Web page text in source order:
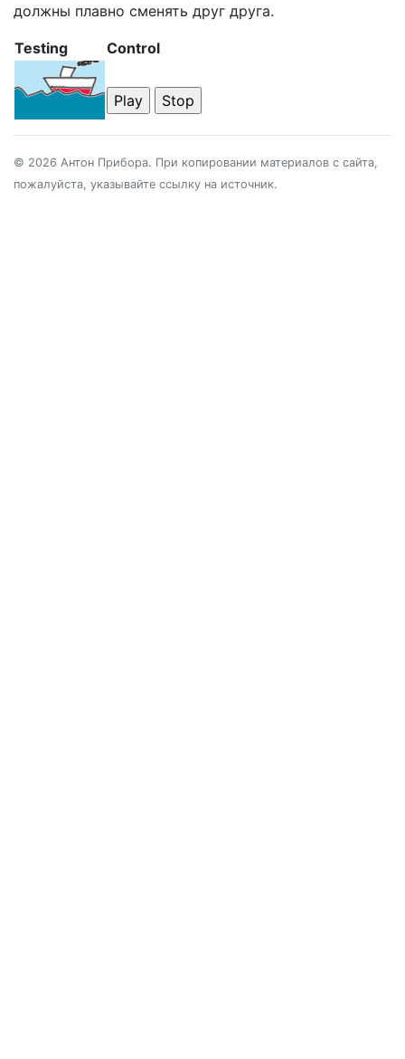
должны плавно сменять друг друга.
Testing Control
© 2026 Антон Прибора. При копировании материалов с сайта,
пожалуйста, указывайте ссылку на источник.